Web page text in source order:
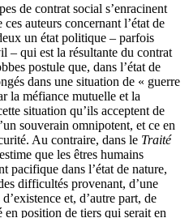
de contrat social s’enracinent
auteurs concernant l’état de
un état politique – parfois
– qui est la résultante du contrat
postule que, dans l’état de
dans une situation de « guerre
la méfiance mutuelle et la
situation qu’ils acceptent de
souverain omnipotent, et ce en
Au contraire, dans le Traité
que les êtres humains
pacifique dans l’état de nature,
difficultés provenant, d’une
et, d’autre part, de
en position de tiers qui serait en